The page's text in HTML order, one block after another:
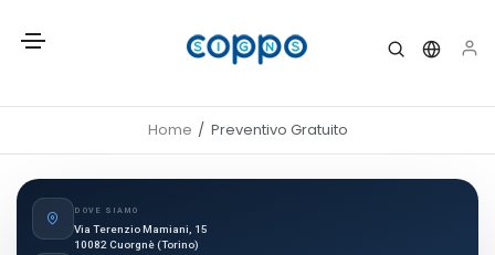
Home Preventivo Gratuito
DOVE SIAMO
Via Terenzio Mamiani, 15
10082 Cuorgnè (Torino)